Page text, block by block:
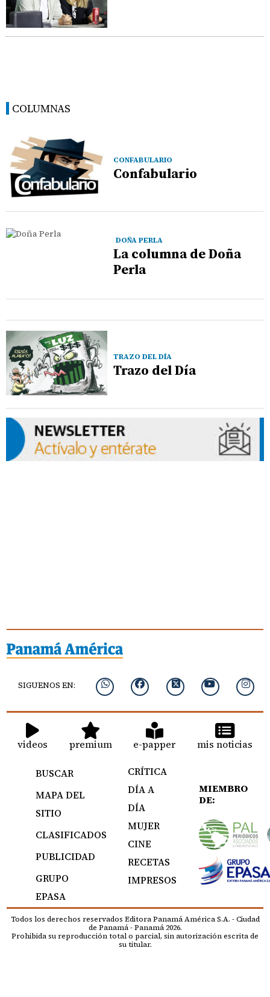
COLUMNAS
CONFABULARIO
Confabulario
DOÑA PERLA
La columna de Doña
Perla
TRAZO DEL DÍA
Trazo del Día
SIGUENOS EN:
videos premium e-papper mis noticias
BUSCAR
MAPA DEL
SITIO
CLASIFICADOS
PUBLICIDAD
GRUPO
EPASA
CRÍTICA
DÍA A
DÍA
MUJER
CINE
RECETAS
IMPRESOS
MIEMBRO
DE:
Todos los derechos reservados Editora Panamá América S.A. - Ciudad
de Panamá - Panamá 2026.
Prohibida su reproducción total o parcial, sin autorización escrita de
su titular.